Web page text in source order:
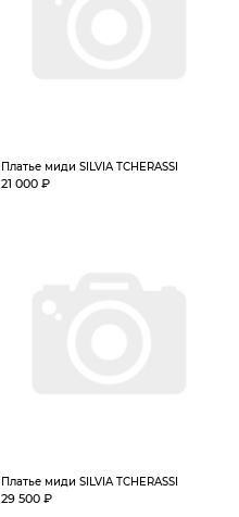
Платье миди SILVIA TCHERASSI
21 000 ₽
Платье миди SILVIA TCHERASSI
29 500 ₽